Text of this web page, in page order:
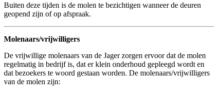
Buiten deze tijden is de molen te bezichtigen wanneer de deuren
geopend zijn of op afspraak.
Molenaars/vrijwilligers
De vrijwillige molenaars van de Jager zorgen ervoor dat de molen
regelmatig in bedrijf is, dat er klein onderhoud gepleegd wordt en
dat bezoekers te woord gestaan worden. De molenaars/vrijwilligers
van de molen zijn: